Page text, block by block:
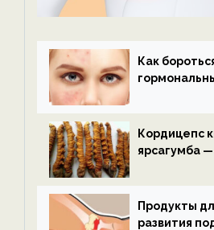
Как
Кордицепс
ярсагумба
Продукты
развития